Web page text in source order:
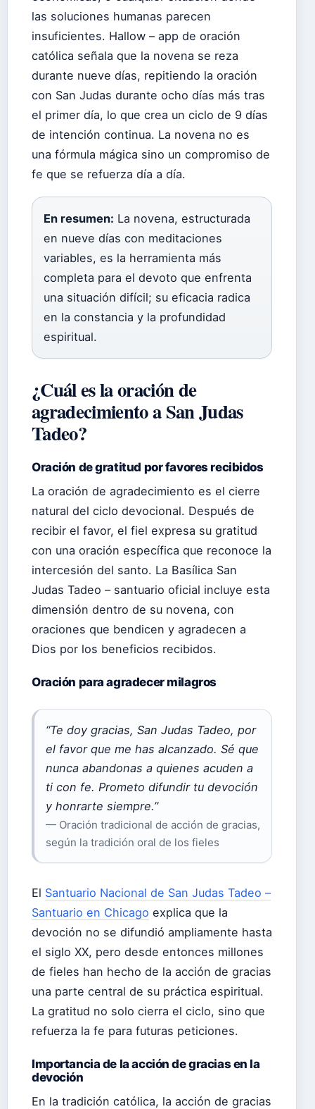
las soluciones humanas parecen
insuficientes. Hallow – app de oración
católica señala que la novena se reza
durante nueve días, repitiendo la oración
con San Judas durante ocho días más tras
el primer día, lo que crea un ciclo de 9 días
de intención continua. La novena no es
una fórmula mágica sino un compromiso de
fe que se refuerza día a día.
En resumen: La novena, estructurada
en nueve días con meditaciones
variables, es la herramienta más
completa para el devoto que enfrenta
una situación difícil; su eficacia radica
en la constancia y la profundidad
espiritual.
¿Cuál es la oración de
agradecimiento a San Judas
Tadeo?
Oración de gratitud por favores recibidos
La oración de agradecimiento es el cierre
natural del ciclo devocional. Después de
recibir el favor, el fiel expresa su gratitud
con una oración específica que reconoce la
intercesión del santo. La Basílica San
Judas Tadeo – santuario oficial incluye esta
dimensión dentro de su novena, con
oraciones que bendicen y agradecen a
Dios por los beneficios recibidos.
Oración para agradecer milagros
“Te doy gracias, San Judas Tadeo, por
el favor que me has alcanzado. Sé que
nunca abandonas a quienes acuden a
ti con fe. Prometo difundir tu devoción
y honrarte siempre.”
— Oración tradicional de acción de gracias,
según la tradición oral de los fieles
El Santuario Nacional de San Judas Tadeo –
Santuario en Chicago explica que la
devoción no se difundió ampliamente hasta
el siglo XX, pero desde entonces millones
de fieles han hecho de la acción de gracias
una parte central de su práctica espiritual.
La gratitud no solo cierra el ciclo, sino que
refuerza la fe para futuras peticiones.
Importancia de la acción de gracias en la
devoción
En la tradición católica, la acción de gracias